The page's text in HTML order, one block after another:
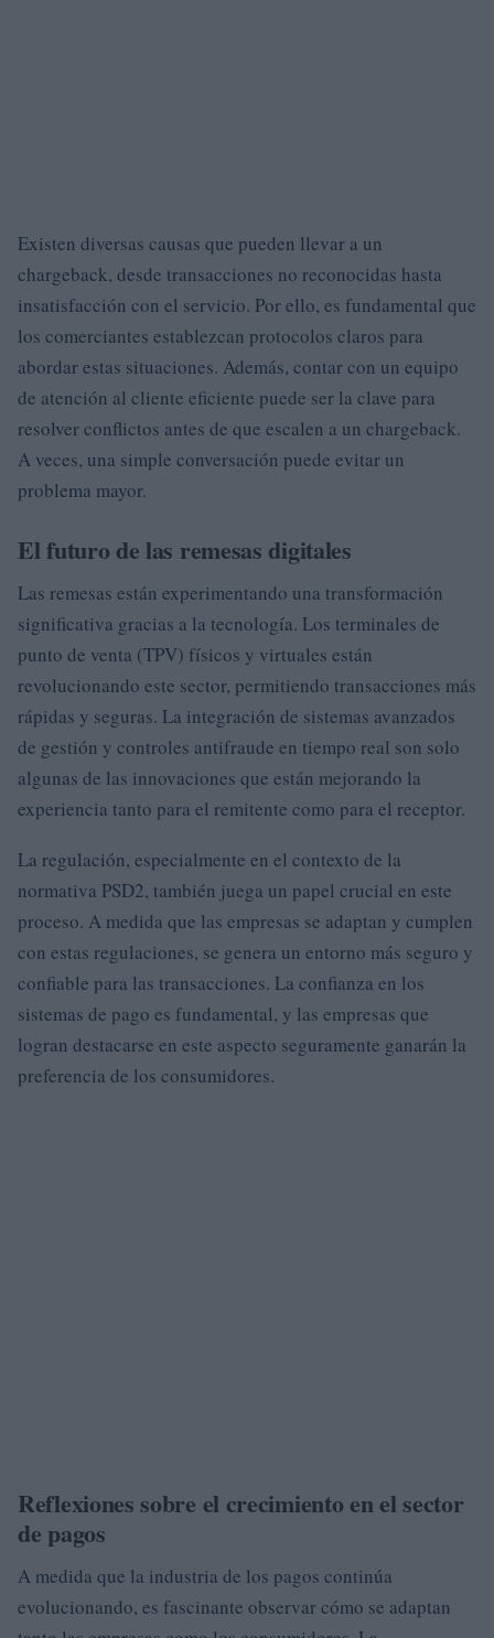
Existen diversas causas que pueden llevar a un
chargeback, desde transacciones no reconocidas hasta
insatisfacción con el servicio. Por ello, es fundamental que
los comerciantes establezcan protocolos claros para
abordar estas situaciones. Además, contar con un equipo
de atención al cliente eficiente puede ser la clave para
resolver conflictos antes de que escalen a un chargeback.
A veces, una simple conversación puede evitar un
problema mayor.
El futuro de las remesas digitales
Las remesas están experimentando una transformación
significativa gracias a la tecnología. Los terminales de
punto de venta (TPV) físicos y virtuales están
revolucionando este sector, permitiendo transacciones más
rápidas y seguras. La integración de sistemas avanzados
de gestión y controles antifraude en tiempo real son solo
algunas de las innovaciones que están mejorando la
experiencia tanto para el remitente como para el receptor.
La regulación, especialmente en el contexto de la
normativa PSD2, también juega un papel crucial en este
proceso. A medida que las empresas se adaptan y cumplen
con estas regulaciones, se genera un entorno más seguro y
confiable para las transacciones. La confianza en los
sistemas de pago es fundamental, y las empresas que
logran destacarse en este aspecto seguramente ganarán la
preferencia de los consumidores.
Reflexiones sobre el crecimiento en el sector
de pagos
A medida que la industria de los pagos continúa
evolucionando, es fascinante observar cómo se adaptan